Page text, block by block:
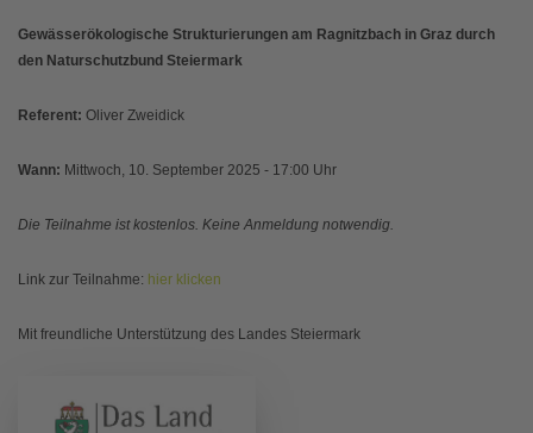
Gewässerökologische Strukturierungen am Ragnitzbach in Graz durch
den Naturschutzbund Steiermark
Referent: Oliver Zweidick
Wann: Mittwoch, 10. September 2025 - 17:00 Uhr
Die Teilnahme ist kostenlos. Keine Anmeldung notwendig.
Link zur Teilnahme: hier klicken
Mit freundliche Unterstützung des Landes Steiermark